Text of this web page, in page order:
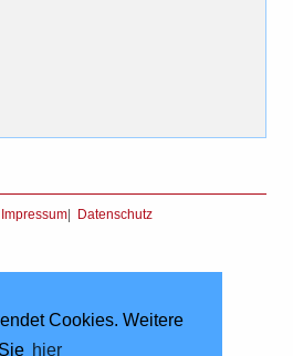
Cookies. Weitere
hier
Impressum| Datenschutz